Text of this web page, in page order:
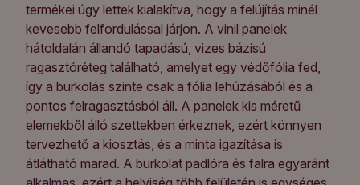
termékei úgy lettek kialakítva, hogy a felújítás minél
kevesebb felfordulással járjon. A vinil panelek
hátoldalán állandó tapadású, vizes bázisú
ragasztóréteg található, amelyet egy védőfólia fed,
így a burkolás szinte csak a fólia lehúzásából és a
pontos felragasztásból áll. A panelek kis méretű
elemekből álló szettekben érkeznek, ezért könnyen
tervezhető a kiosztás, és a minta igazítása is
átlátható marad. A burkolat padlóra és falra egyaránt